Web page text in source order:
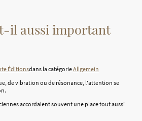
il aussi important
Éditionsdans la catégorieAllgemein
de vibration ou de résonance, l'attention se
accordaient souvent une place tout aussi